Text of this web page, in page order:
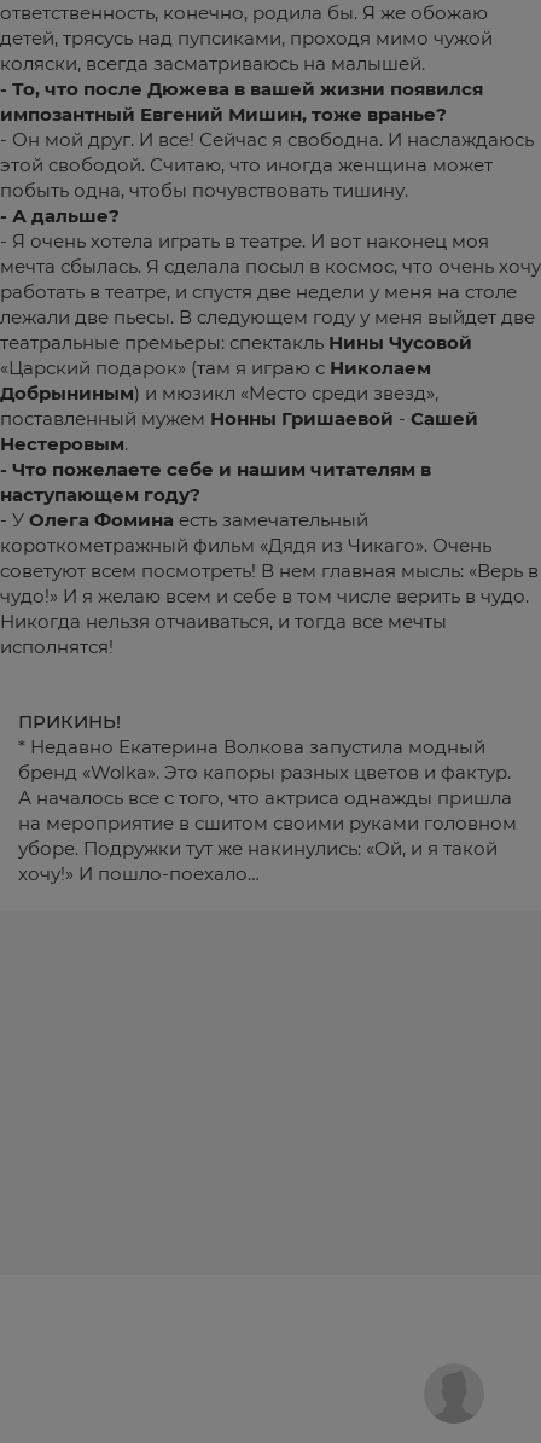
ответственность, конечно, родила бы. Я же обожаю
детей, трясусь над пупсиками, проходя мимо чужой
коляски, всегда засматриваюсь на малышей.
- То, что после Дюжева в вашей жизни появился
импозантный Евгений Мишин, тоже вранье?
- Он мой друг. И все! Сейчас я свободна. И наслаждаюсь
этой свободой. Считаю, что иногда женщина может
побыть одна, чтобы почувствовать тишину.
- А дальше?
- Я очень хотела играть в театре. И вот наконец моя
мечта сбылась. Я сделала посыл в космос, что очень хочу
работать в театре, и спустя две недели у меня на столе
лежали две пьесы. В следующем году у меня выйдет две
театральные премьеры: спектакль Нины Чусовой
«Царский подарок» (там я играю с Николаем
Добрыниным) и мюзикл «Место среди звезд»,
поставленный мужем Нонны Гришаевой - Сашей
Нестеровым.
- Что пожелаете себе и нашим читателям в
наступающем году?
- У Олега Фомина есть замечательный
короткометражный фильм «Дядя из Чикаго». Очень
советуют всем посмотреть! В нем главная мысль: «Верь в
чудо!» И я желаю всем и себе в том числе верить в чудо.
Никогда нельзя отчаиваться, и тогда все мечты
исполнятся!
ПРИКИНЬ!
* Недавно Екатерина Волкова запустила модный
бренд «Wolka». Это капоры разных цветов и фактур.
А началось все с того, что актриса однажды пришла
на мероприятие в сшитом своими руками головном
уборе. Подружки тут же накинулись: «Ой, и я такой
хочу!» И пошло-поехало…